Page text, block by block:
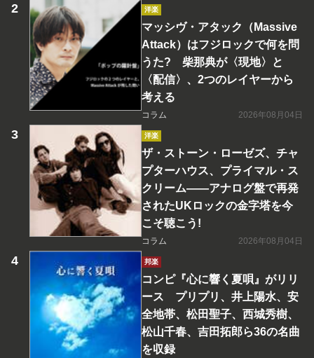
洋楽
マッシヴ・アタック（Massive
Attack）はフジロックで何を問
うた? 柴那典が〈現地〉と
〈配信〉、2つのレイヤーから
考える
コラム 2026年08月04日
洋楽
ザ・ストーン・ローゼズ、チャ
プターハウス、プライマル・ス
クリーム――アナログ盤で再発
されたUKロックの金字塔を今
こそ聴こう!
コラム 2026年08月04日
邦楽
コンピ『心に響く夏唄』がリリ
ース プリプリ、井上陽水、安
全地帯、松田聖子、西城秀樹、
松山千春、吉田拓郎ら36の名曲
を収録